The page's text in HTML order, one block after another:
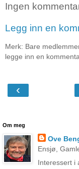
Ingen
Legg inn en
Merk: Bare
legge inn en
‹
Om meg
Ove
Ensjø,
Interessert i